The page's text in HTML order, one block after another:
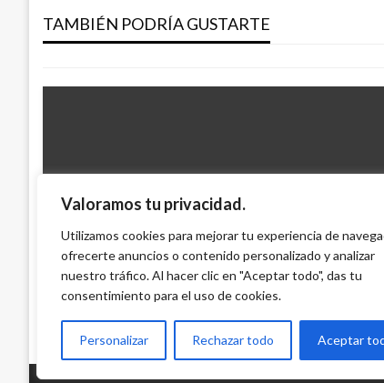
Valoramos tu privacidad.
Utilizamos cookies para mejorar tu experiencia de
ofrecerte anuncios o contenido personalizado y analizar
nuestro tráfico. Al hacer clic en "Aceptar todo", das tu
consentimiento para el uso de cookies.
Personalizar Rechazar todo Aceptar
entradas
TAMBIÉN PODRÍA GUSTARTE
Capturado psicólogo por presuntos
Manuel Reyes Beltran miércoles mayo 10, 2017
Imputarán cargos a directivos del
Giovanni Alarcón M. martes enero 20, 2015